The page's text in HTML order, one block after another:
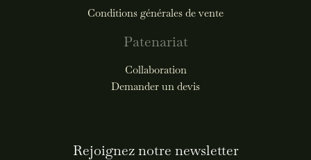
Conditions générales de vente
Patenariat
Collaboration
Demander un devis
Rejoignez notre newsletter